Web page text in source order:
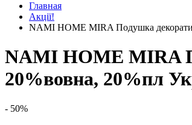
Главная
Акції!
NAMI HOME MIRA Подушка
NAMI HOME MIRA
20%вовна, 20%пл
- 50%